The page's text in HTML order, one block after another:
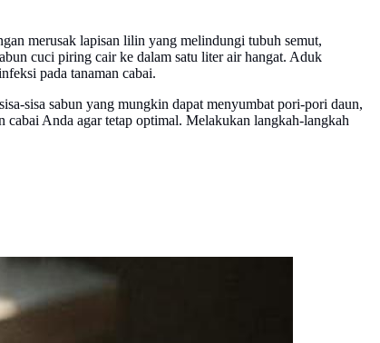
merusak lapisan lilin yang melindungi tubuh semut,
cuci piring cair ke dalam satu liter air hangat. Aduk
pada tanaman cabai.
sisa sabun yang mungkin dapat menyumbat pori-pori daun,
cabai Anda agar tetap optimal. Melakukan langkah-langkah